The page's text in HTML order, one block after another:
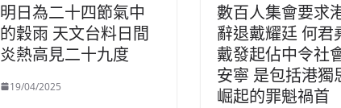
明日為二十四節氣中
的穀雨 天文台料日間
炎熱高見二十九度
19/04/2025
數百人集會要求
辭退戴耀廷 何君
戴發起佔中令社
安寧 是包括港獨
崛起的罪魁禍首